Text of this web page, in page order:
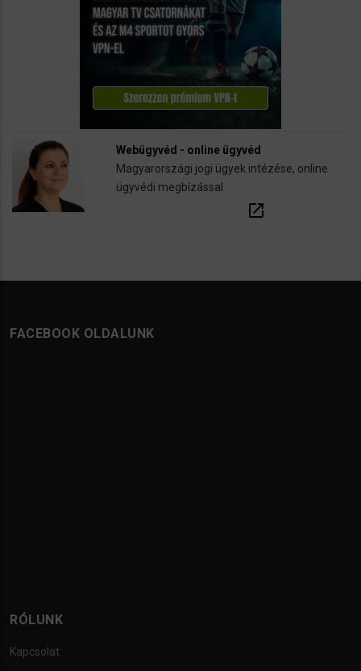
Webügyvéd - online ügyvéd
Magyarországi jogi ügyek intézése, online
ügyvédi megbízással
open_in_new
FACEBOOK OLDALUNK
RÓLUNK
Kapcsolat